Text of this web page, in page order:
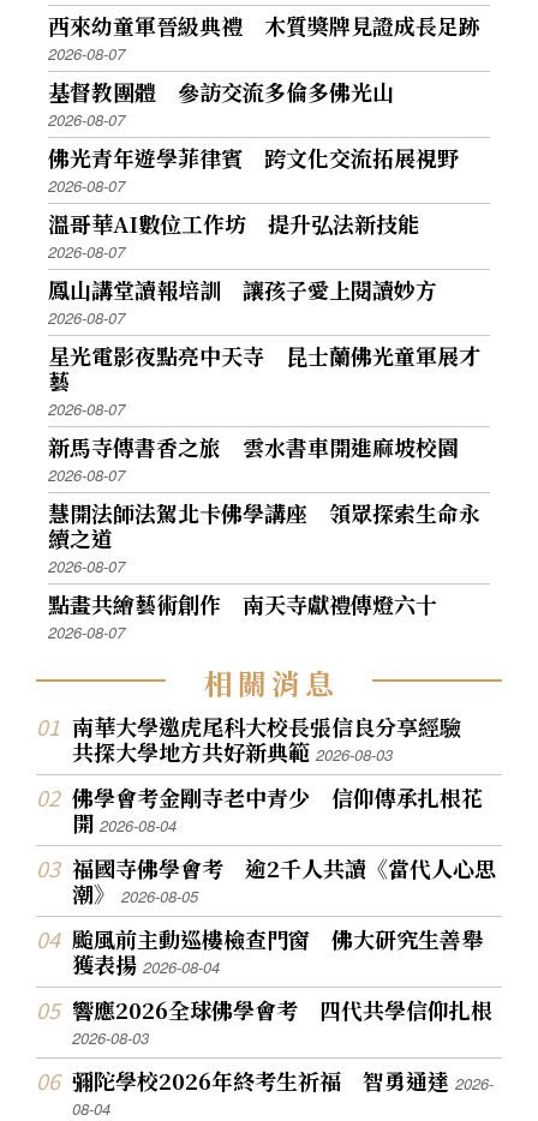
西來幼童軍晉級典禮 木質獎牌見證成長足跡
2026-08-07
基督教團體 參訪交流多倫多佛光山
2026-08-07
佛光青年遊學菲律賓 跨文化交流拓展視野
2026-08-07
溫哥華AI數位工作坊 提升弘法新技能
2026-08-07
鳳山講堂讀報培訓 讓孩子愛上閱讀妙方
2026-08-07
星光電影夜點亮中天寺 昆士蘭佛光童軍展才
藝
2026-08-07
新馬寺傳書香之旅 雲水書車開進麻坡校園
2026-08-07
慧開法師法駕北卡佛學講座 領眾探索生命永
續之道
2026-08-07
點畫共繪藝術創作 南天寺獻禮傳燈六十
2026-08-07
相關消息
南華大學邀虎尾科大校長張信良分享經驗
共探大學地方共好新典範2026-08-03
佛學會考金剛寺老中青少 信仰傳承扎根花
開2026-08-04
福國寺佛學會考 逾2千人共讀《當代人心思
潮》2026-08-05
颱風前主動巡樓檢查門窗 佛大研究生善舉
獲表揚2026-08-04
響應2026全球佛學會考 四代共學信仰扎根
2026-08-03
彌陀學校2026年終考生祈福 智勇通達2026-
08-04